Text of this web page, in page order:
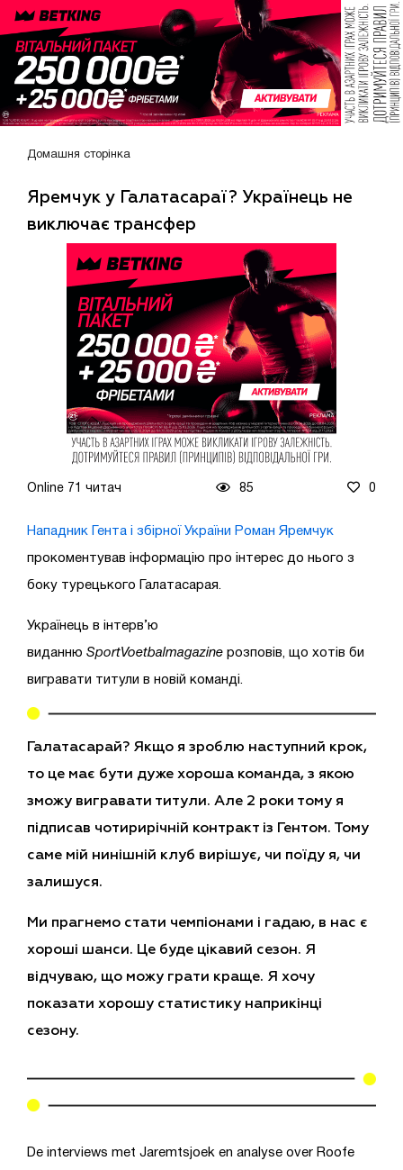
Домашня сторінка
Яремчук у Галатасараї? Українець не
виключає трансфер
Online 71 читач 85 0
Нападник Гента і збірної України Роман Яремчук
прокоментував інформацію про інтерес до нього з
боку турецького Галатасарая.
Українець в інтерв’ю
виданню SportVoetbalmagazine розповів, що хотів би
вигравати титули в новій команді.
Галатасарай? Якщо я зроблю наступний крок,
то це має бути дуже хороша команда, з якою
зможу вигравати титули. Але 2 роки тому я
підписав чотирирічній контракт із Гентом. Тому
саме мій нинішній клуб вирішує, чи поїду я, чи
залишуся.
Ми прагнемо стати чемпіонами і гадаю, в нас є
хороші шанси. Це буде цікавий сезон. Я
відчуваю, що можу грати краще. Я хочу
показати хорошу статистику наприкінці
сезону.
De interviews met Jaremtsjoek en analyse over Roofe